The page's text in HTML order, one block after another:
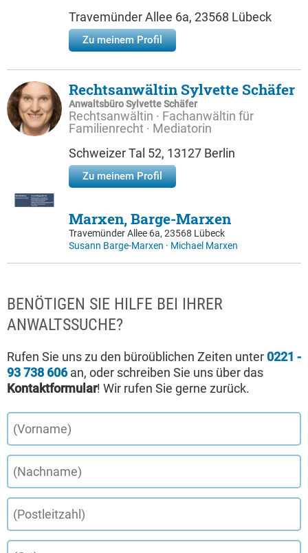
Travemünder Allee 6a, 23568 Lübeck
Zu meinem Profil
Rechtsanwältin Sylvette Schäfer
Anwaltsbüro Sylvette Schäfer
Rechtsanwältin · Fachanwältin für
Familienrecht · Mediatorin
Schweizer Tal 52, 13127 Berlin
Zu meinem Profil
Marxen, Barge-Marxen
Travemünder Allee 6a, 23568 Lübeck
Susann Barge-Marxen · Michael Marxen
BENÖTIGEN SIE HILFE BEI IHRER
ANWALTSSUCHE?
Rufen Sie uns zu den büroüblichen Zeiten unter 0221 -
93 738 606an, oder schreiben Sie uns über das
Kontaktformular! Wir rufen Sie gerne zurück.